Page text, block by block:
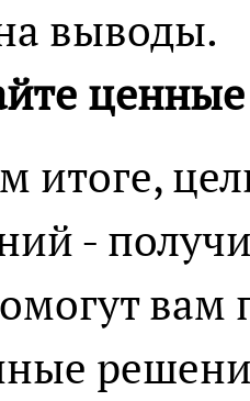
выводы.
итоге,
-
вам